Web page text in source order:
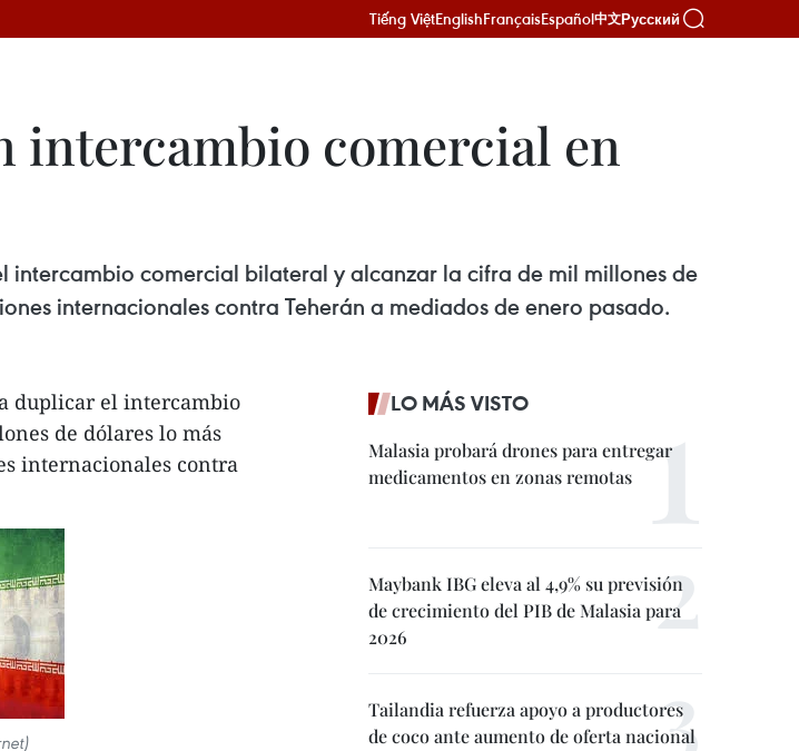
Tiếng ViệtEnglishFrançaisEspañol中文Русский
intercambio comercial en
intercambio comercial bilateral y alcanzar la cifra de mil millones de
internacionales contra Teherán a mediados de enero pasado.
duplicar el intercambio
de dólares lo más
internacionales contra
LO MÁS VISTO
Malasia probará drones para entregar
medicamentos en zonas remotas
Maybank IBG eleva al 4,9% su previsión
de crecimiento del PIB de Malasia para
2026
Tailandia refuerza apoyo a productores
de coco ante aumento de oferta nacional